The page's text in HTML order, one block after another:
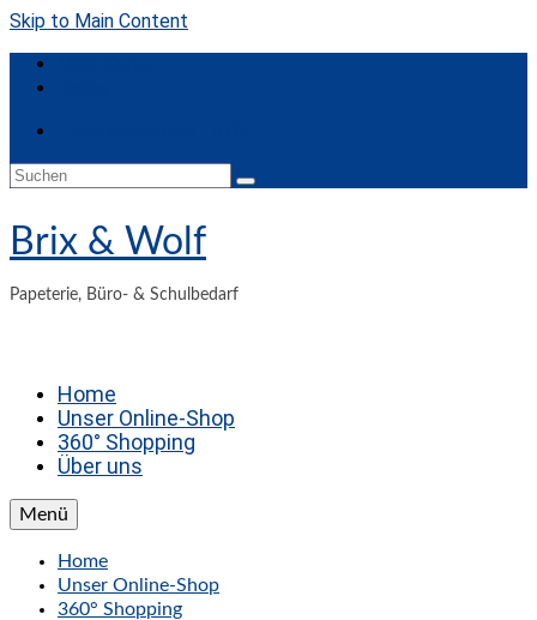
Skip to Main Content
Suche
Brix & Wolf
Papeterie, Büro- & Schulbedarf
Home
Unser Online-Shop
360° Shopping
Über uns
Menü
Home
Unser Online-Shop
360° Shopping